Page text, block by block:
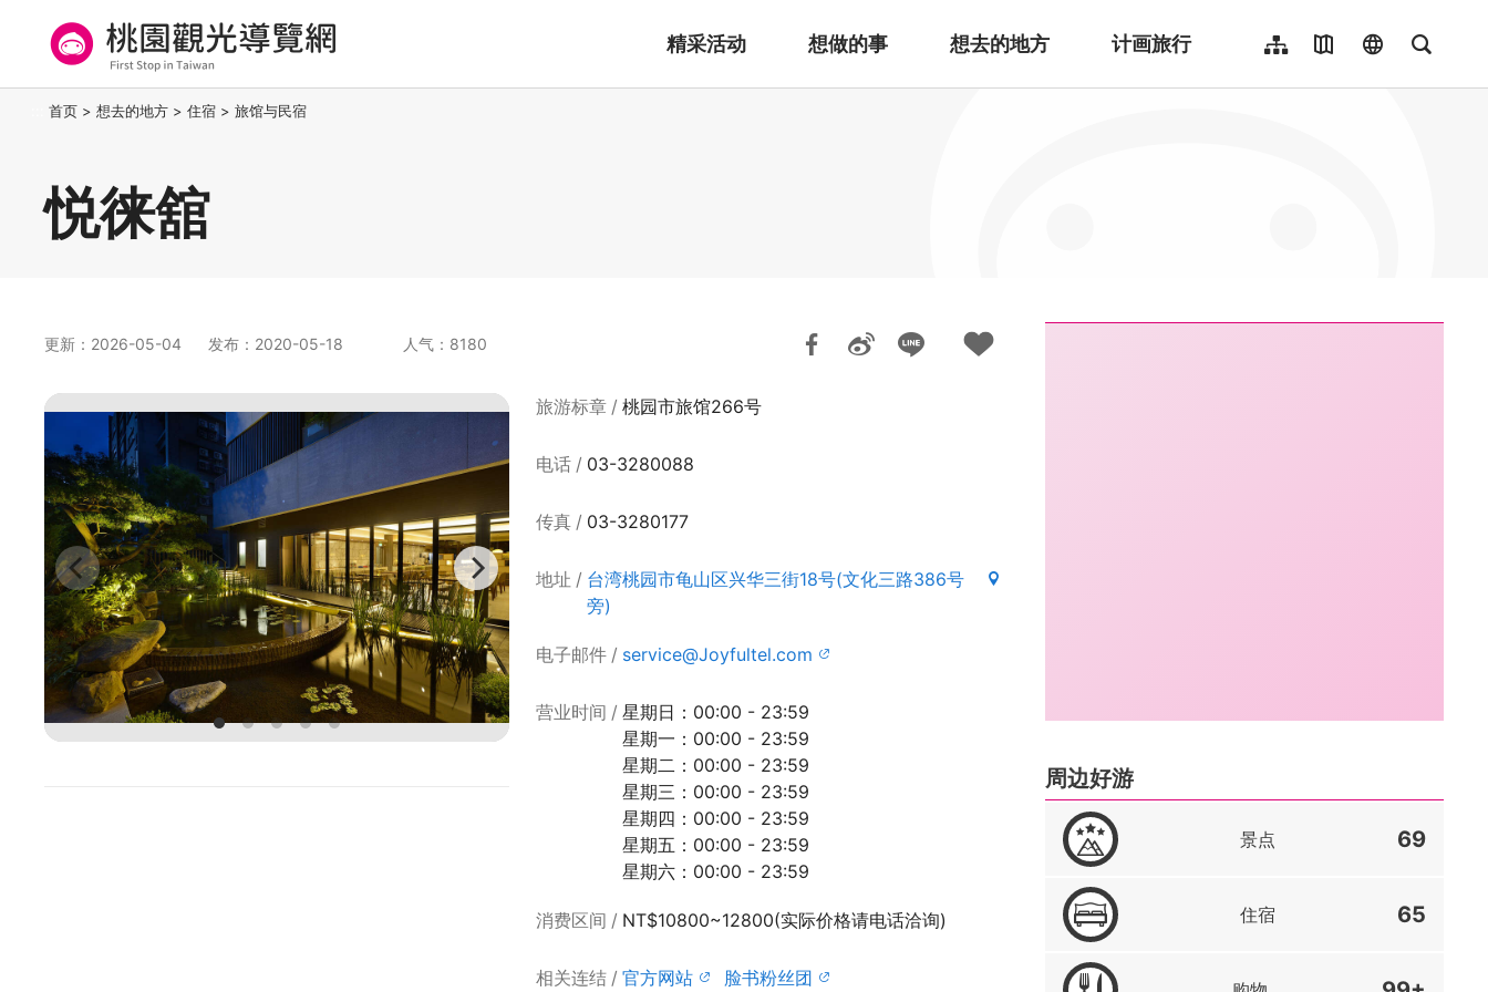
要
桃园观光导览网
精采活动 想做的事 想去的地方 计画旅行
网站导览地图导览language全文检
首页 > 想去的地方 > 住宿 > 旅馆与民宿
悦徕舘
更新：2026-05-04 发布：2020-05-18 人气：8180
旅游标章 桃园市旅馆266号
电话 03-3280088
传真 03-3280177
地址
台湾桃园市龟山区兴华三街18号(文化三路386号
旁)
电子邮件 service@Joyfultel.com
营业时间
星期日：00:00 - 23:59
星期一：00:00 - 23:59
星期二：00:00 - 23:59
星期三：00:00 - 23:59
星期四：00:00 - 23:59
星期五：00:00 - 23:59
星期六：00:00 - 23:59
消费区间 NT$10800~12800(实际价格请电话洽询)
相关连结 官方网站 脸书粉丝团
:::
周边好游
景点 69
住宿 65